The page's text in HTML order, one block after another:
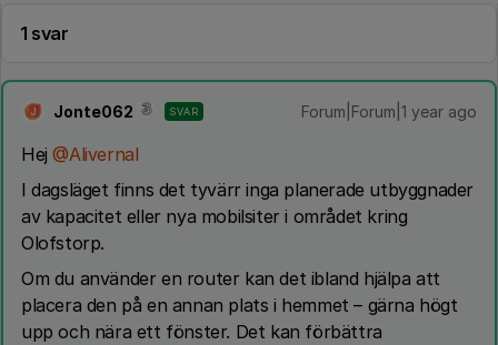
1 svar
J Jonte062 SVAR Forum|Forum|1 year ago
Hej ​@Alivernal
I dagsläget finns det tyvärr inga planerade utbyggnader
av kapacitet eller nya mobilsiter i området kring
Olofstorp.
Om du använder en router kan det ibland hjälpa att
placera den på en annan plats i hemmet – gärna högt
upp och nära ett fönster. Det kan förbättra